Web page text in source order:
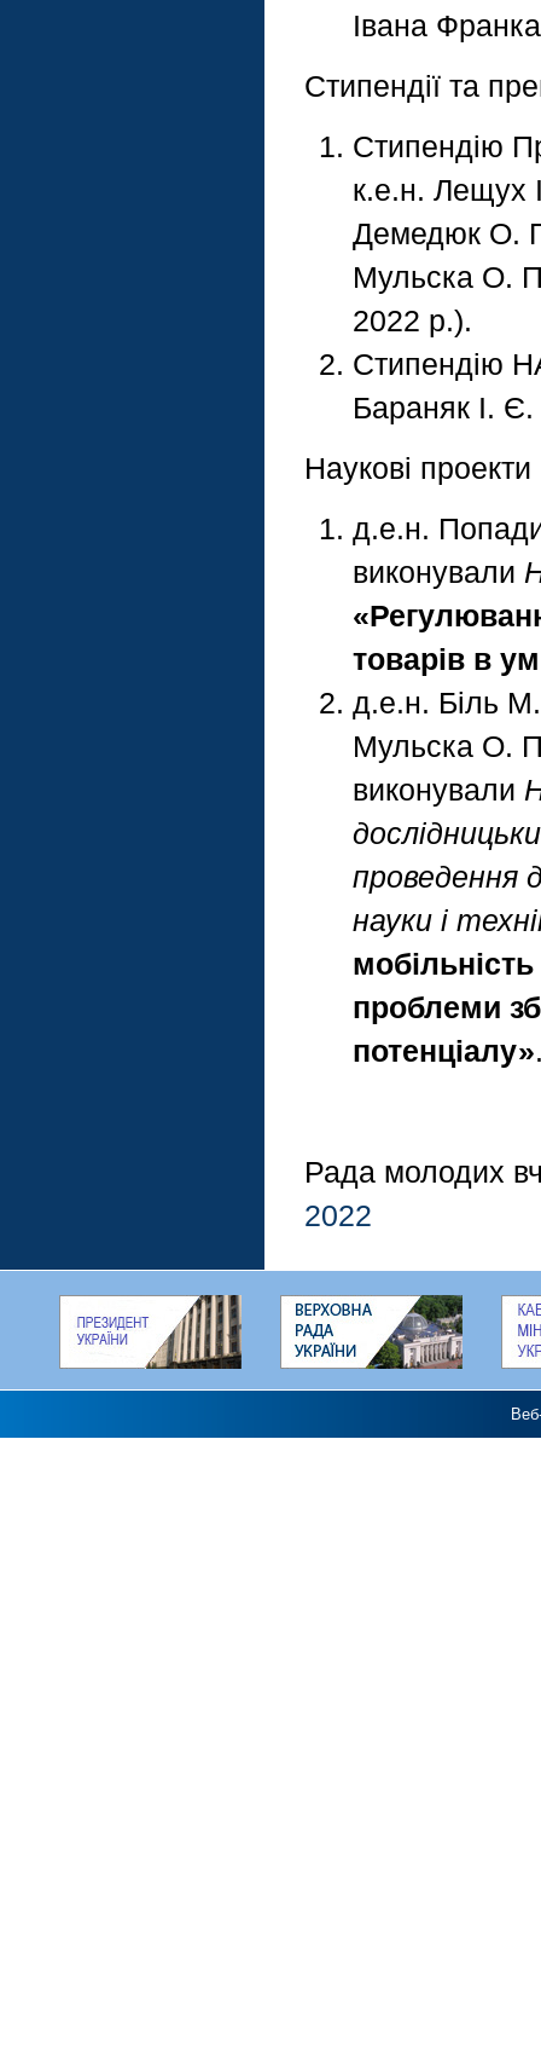
Івана
Стипендії та
Стипендію
к.е.н. Лещух
Демедюк О.
Мульска О.
2022 р.).
Стипендію
Бараняк І. Є.
Наукові
д.е.н.
виконували
товарів в
д.е.н. Біль
Мульска О.
виконували
проведення
науки і
проблеми
потенціалу»
Рада молодих
2022